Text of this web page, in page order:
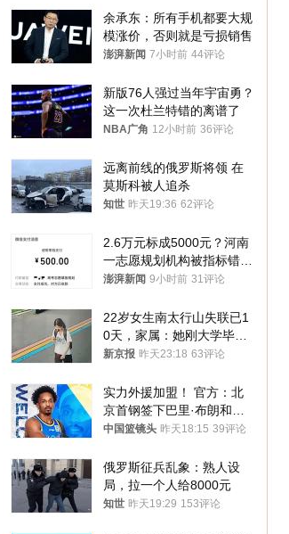
余承东：所有手机都要大规
模涨价，否则就是亏损销售
澎湃新闻 7小时前 44评论
新版76人强过当年宇宙勇？
这一次杜兰特错的离谱了
NBA广角 12小时前 36评论
远离前线的俄罗斯将领 在
莫斯科被人追杀
知世 昨天19:36 62评论
2.6万元标成5000元？河南
一志愿规划机构被指标错学
费致考生复读
澎湃新闻 9小时前 31评论
22岁女生南太行山失联已1
0天，家属：她刚大学毕业
想到山里旅行
新京报 昨天23:18 63评论
实力外援加盟！ 官方：北
京首钢签下巴里·布朗和桑
普森
中国篮镜头 昨天18:15 39评论
俄罗斯征兵乱象：熟人设
局，拉一个人给8000元
知世 昨天19:29 153评论